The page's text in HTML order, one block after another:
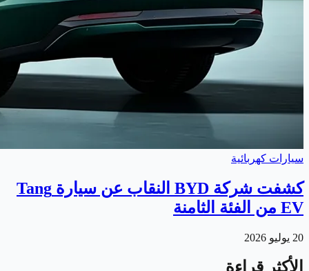
سيارات كهربائية
كشفت شركة BYD النقاب عن سيارة Tang
EV من الفئة الثامنة
20 يوليو 2026
الأكثر قراءة